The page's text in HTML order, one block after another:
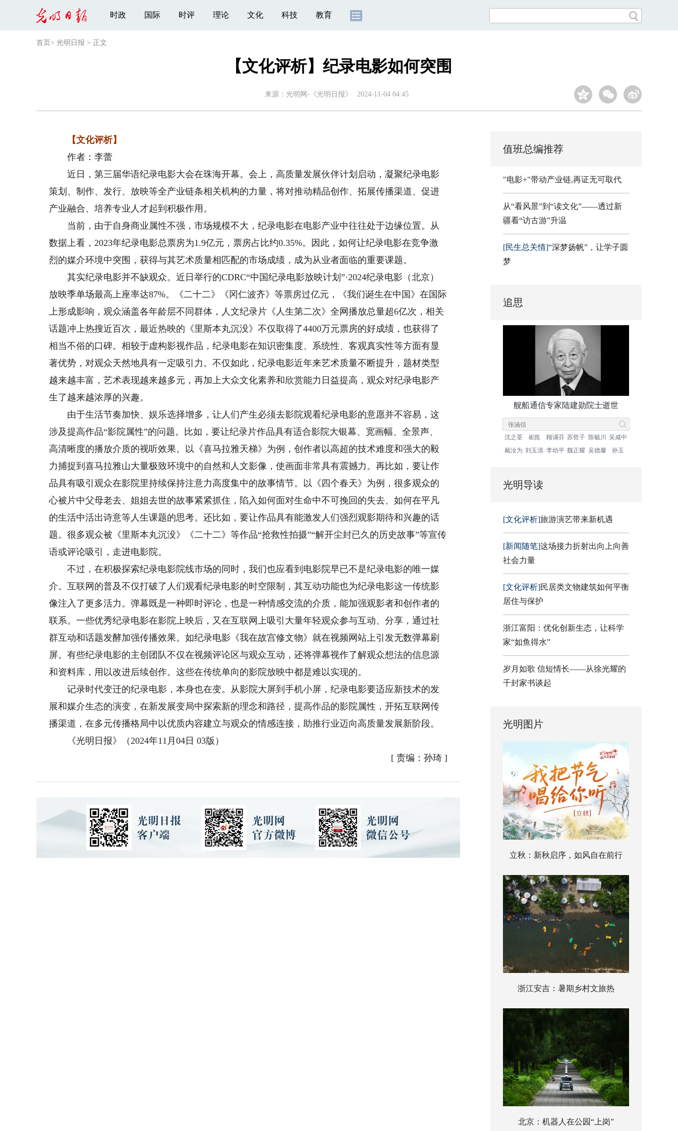
时政 国际 时评 理论 文化 科技 教育
首页 > 光明日报 > 正文
【文化评析】纪录电影如何突围
来源： 光明网-《光明日报》 2024-11-04 04:45
【文化评析】
作者：李蕾
近日，第三届华语纪录电影大会在珠海开幕。会上，高质量发展伙伴计划启动，凝聚纪录电影
策划、制作、发行、放映等全产业链条相关机构的力量，将对推动精品创作、拓展传播渠道、促进
产业融合、培养专业人才起到积极作用。
当前，由于自身商业属性不强，市场规模不大，纪录电影在电影产业中往往处于边缘位置。从
数据上看，2023年纪录电影总票房为1.9亿元，票房占比约0.35%。因此，如何让纪录电影在竞争激
烈的媒介环境中突围，获得与其艺术质量相匹配的市场成绩，成为从业者面临的重要课题。
其实纪录电影并不缺观众。近日举行的CDRC“中国纪录电影放映计划”·2024纪录电影（北京）
放映季单场最高上座率达87%。《二十二》《冈仁波齐》等票房过亿元，《我们诞生在中国》在国际
上形成影响，观众涵盖各年龄层不同群体，人文纪录片《人生第二次》全网播放总量超6亿次，相关
话题冲上热搜近百次，最近热映的《里斯本丸沉没》不仅取得了4400万元票房的好成绩，也获得了
相当不俗的口碑。相较于虚构影视作品，纪录电影在知识密集度、系统性、客观真实性等方面有显
著优势，对观众天然地具有一定吸引力。不仅如此，纪录电影近年来艺术质量不断提升，题材类型
越来越丰富，艺术表现越来越多元，再加上大众文化素养和欣赏能力日益提高，观众对纪录电影产
生了越来越浓厚的兴趣。
由于生活节奏加快、娱乐选择增多，让人们产生必须去影院观看纪录电影的意愿并不容易，这
涉及提高作品“影院属性”的问题。比如，要让纪录片作品具有适合影院大银幕、宽画幅、全景声、
高清晰度的播放介质的视听效果。以《喜马拉雅天梯》为例，创作者以高超的技术难度和强大的毅
力捕捉到喜马拉雅山大量极致环境中的自然和人文影像，使画面非常具有震撼力。再比如，要让作
品具有吸引观众在影院里持续保持注意力高度集中的故事情节。以《四个春天》为例，很多观众的
心被片中父母老去、姐姐去世的故事紧紧抓住，陷入如何面对生命中不可挽回的失去、如何在平凡
的生活中活出诗意等人生课题的思考。还比如，要让作品具有能激发人们强烈观影期待和兴趣的话
题。很多观众被《里斯本丸沉没》《二十二》等作品“抢救性拍摄”“解开尘封已久的历史故事”等宣传
语或评论吸引，走进电影院。
不过，在积极探索纪录电影院线市场的同时，我们也应看到电影院早已不是纪录电影的唯一媒
介。互联网的普及不仅打破了人们观看纪录电影的时空限制，其互动功能也为纪录电影这一传统影
像注入了更多活力。弹幕既是一种即时评论，也是一种情感交流的介质，能加强观影者和创作者的
联系。一些优秀纪录电影在影院上映后，又在互联网上吸引大量年轻观众参与互动、分享，通过社
群互动和话题发酵加强传播效果。如纪录电影《我在故宫修文物》就在视频网站上引发无数弹幕刷
屏。有些纪录电影的主创团队不仅在视频评论区与观众互动，还将弹幕视作了解观众想法的信息源
和资料库，用以改进后续创作。这些在传统单向的影院放映中都是难以实现的。
记录时代变迁的纪录电影，本身也在变。从影院大屏到手机小屏，纪录电影要适应新技术的发
展和媒介生态的演变，在新发展变局中探索新的理念和路径，提高作品的影院属性，开拓互联网传
播渠道，在多元传播格局中以优质内容建立与观众的情感连接，助推行业迈向高质量发展新阶段。
《光明日报》（2024年11月04日 03版）
[ 责编：孙琦]
值班总编推荐
"电影+"带动产业链,再证无可取代
从“看风景”到“读文化”——透过新
疆看“访古游”升温
[民生总关情]“深梦扬帆”，让学子圆
梦
追思
舰船通信专家陆建勋院士逝世
沈之荃 崔崑 顾诵芬 苏哲子 陈毓川
吴咸中
戴汝为 刘玉清 李幼平 魏正耀 吴德馨 孙玉
光明导读
[文化评析]旅游演艺带来新机遇
[新闻随笔]这场接力折射出向上向善
社会力量
[文化评析]民居类文物建筑如何平衡
居住与保护
浙江富阳：优化创新生态，让科学
家“如鱼得水”
岁月如歌 信短情长——从徐光耀的
千封家书谈起
光明图片
立秋：新秋启序，如风自在前行
浙江安吉：暑期乡村文旅热
北京：机器人在公园“上岗”